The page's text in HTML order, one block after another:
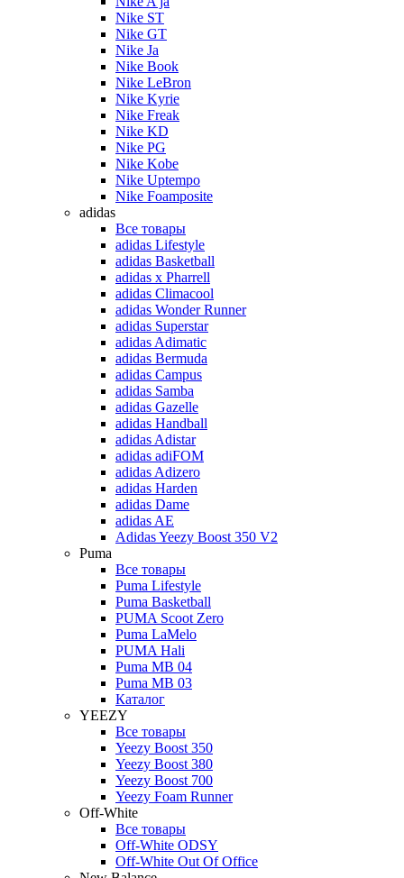
Nike ST
Nike GT
Nike Ja
Nike Book
Nike LeBron
Nike Kyrie
Nike Freak
Nike KD
Nike PG
Nike Kobe
Nike Uptempo
Nike Foamposite
adidas
Все товары
adidas Lifestyle
adidas Basketball
adidas x Pharrell
adidas Climacool
adidas Wonder Runner
adidas Superstar
adidas Adimatic
adidas Bermuda
adidas Campus
adidas Samba
adidas Gazelle
adidas Handball
adidas Adistar
adidas adiFOM
adidas Adizero
adidas Harden
adidas Dame
adidas AE
Adidas Yeezy Boost 350 V2
Puma
Все товары
Puma Lifestyle
Puma Basketball
PUMA Scoot Zero
Puma LaMelo
PUMA Hali
Puma MB 04
Puma MB 03
Каталог
YEEZY
Все товары
Yeezy Boost 350
Yeezy Boost 380
Yeezy Boost 700
Yeezy Foam Runner
Off-White
Все товары
Off-White ODSY
Off-White Out Of Office